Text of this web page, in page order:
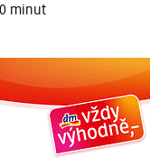
minut